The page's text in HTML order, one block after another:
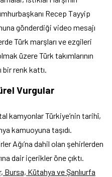
Recep Tayyip
gönderdiği video mesajı
Türk marşları ve ezgileri
üzere Türk takımlarının
renk kattı.
Vurgular
kamyonlar Türkiye’nin tarihî,
kamuoyuna taşıdı.
Ağı’na dahil olan şehirlerden
dair içerikler öne çıktı.
Bursa, Kütahya ve Şanlıurfa